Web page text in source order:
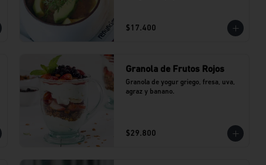
$17.400
Granola de Frutos Rojos
Granola de yogur griego, fresa, uva,
agraz y banano.
$29.800